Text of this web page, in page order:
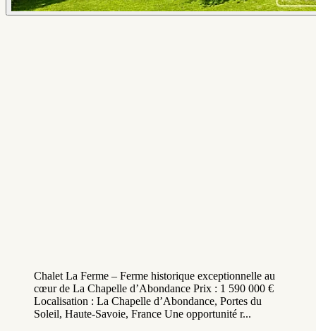
Chalet La Ferme – Ferme historique exceptionnelle au
cœur de La Chapelle d’Abondance Prix : 1 590 000 €
Localisation : La Chapelle d’Abondance, Portes du
Soleil, Haute-Savoie, France Une opportunité r...